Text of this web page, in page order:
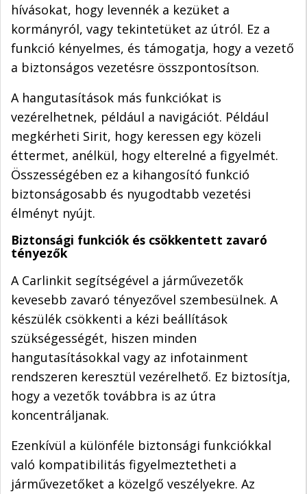
hívásokat, hogy levennék a kezüket a
kormányról, vagy tekintetüket az útról. Ez a
funkció kényelmes, és támogatja, hogy a vezető
a biztonságos vezetésre összpontosítson.
A hangutasítások más funkciókat is
vezérelhetnek, például a navigációt. Például
megkérheti Sirit, hogy keressen egy közeli
éttermet, anélkül, hogy elterelné a figyelmét.
Összességében ez a kihangosító funkció
biztonságosabb és nyugodtabb vezetési
élményt nyújt.
Biztonsági funkciók és csökkentett zavaró
tényezők
A Carlinkit segítségével a járművezetők
kevesebb zavaró tényezővel szembesülnek. A
készülék csökkenti a kézi beállítások
szükségességét, hiszen minden
hangutasításokkal vagy az infotainment
rendszeren keresztül vezérelhető. Ez biztosítja,
hogy a vezetők továbbra is az útra
koncentráljanak.
Ezenkívül a különféle biztonsági funkciókkal
való kompatibilitás figyelmeztetheti a
járművezetőket a közelgő veszélyekre. Az